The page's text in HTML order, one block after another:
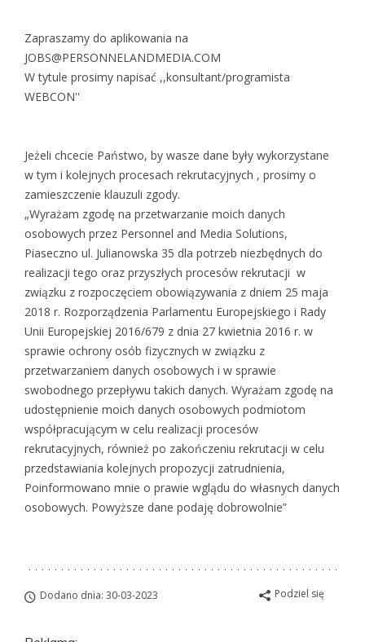
Zapraszamy do aplikowania na
JOBS@PERSONNELANDMEDIA.COM
W tytule prosimy napisać ,,konsultant/programista
WEBCON''
Jeżeli chcecie Państwo, by wasze dane były wykorzystane
w tym i kolejnych procesach rekrutacyjnych , prosimy o
zamieszczenie klauzuli zgody.
„Wyrażam zgodę na przetwarzanie moich danych
osobowych przez Personnel and Media Solutions,
Piaseczno ul. Julianowska 35 dla potrzeb niezbędnych do
realizacji tego oraz przyszłych procesów rekrutacji w
związku z rozpoczęciem obowiązywania z dniem 25 maja
2018 r. Rozporządzenia Parlamentu Europejskiego i Rady
Unii Europejskiej 2016/679 z dnia 27 kwietnia 2016 r. w
sprawie ochrony osób fizycznych w związku z
przetwarzaniem danych osobowych i w sprawie
swobodnego przepływu takich danych. Wyrażam zgodę na
udostępnienie moich danych osobowych podmiotom
współpracującym w celu realizacji procesów
rekrutacyjnych, również po zakończeniu rekrutacji w celu
przedstawiania kolejnych propozycji zatrudnienia,
Poinformowano mnie o prawie wglądu do własnych danych
osobowych. Powyższe dane podaję dobrowolnie”
Dodano dnia: 30-03-2023 Podziel się